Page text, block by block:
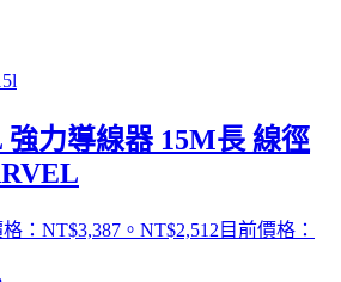
強力導線器 15M長 線徑
：NT$3,387。 NT$2,512 目前價格：